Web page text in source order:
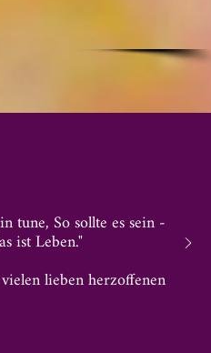
tune, So sollte es sein -
ist Leben."
lieben herzoffenen